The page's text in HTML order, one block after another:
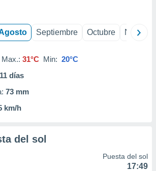
Septiembre Octubre
Max.: 31°C Min: 20°C
11 días
73 mm
km/h
del sol
Puesta del sol
17:49